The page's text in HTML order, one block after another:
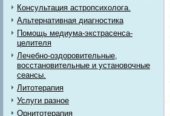
Консультация астропсихолога.
Альтернативная диагностика
Помощь медиума-экстрасенса-
целителя
Лечебно-оздоровительные,
восстановительные и установочные
сеансы.
Литотерапия
Услуги разное
Орнитотерапия